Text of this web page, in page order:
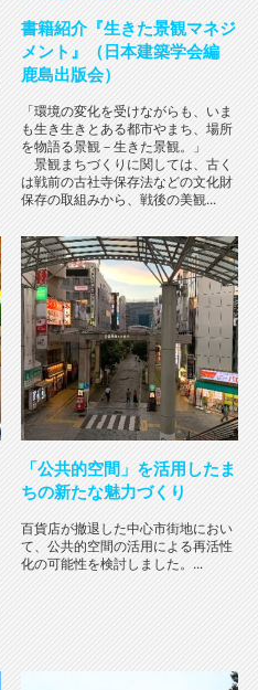
書籍紹介『生きた景観マネジ
メント』（日本建築学会編
鹿島出版会）
「環境の変化を受けながらも、いま
も生き生きとある都市やまち、場所
を物語る景観－生きた景観。」
景観まちづくりに関しては、古く
は戦前の古社寺保存法などの文化財
保存の取組みから、戦後の美観...
「公共的空間」を活用したま
ちの新たな魅力づくり
百貨店が撤退した中心市街地におい
て、公共的空間の活用による再活性
化の可能性を検討しました。...